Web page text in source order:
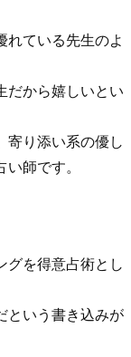
れている先生のよ
だから嬉しいとい
寄り添い系の優し
師です。
グを得意占術とし
という書き込みが